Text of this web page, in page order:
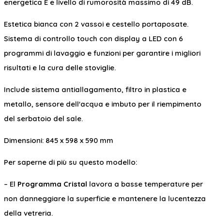
energetica E e livello di rumorosità massimo di 49 dB.
Estetica bianca con 2 vassoi e cestello portaposate.
Sistema di controllo touch con display a LED con 6
programmi di lavaggio e funzioni per garantire i migliori
risultati e la cura delle stoviglie.
Include sistema antiallagamento, filtro in plastica e
metallo, sensore dell'acqua e imbuto per il riempimento
del serbatoio del sale.
Dimensioni: 845 x 598 x 590 mm
Per saperne di più su questo modello:
– El Programma Cristal lavora a basse temperature per
non danneggiare la superficie e mantenere la lucentezza
della vetreria.